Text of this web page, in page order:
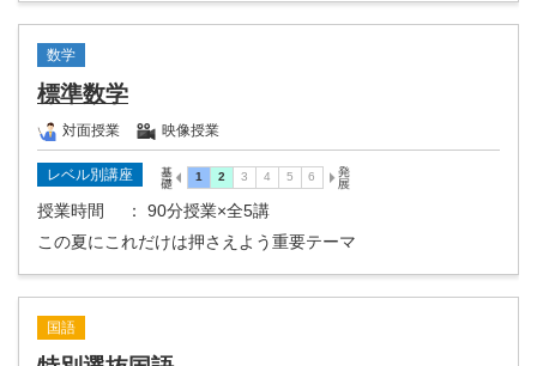
数学
標準数学
対面授業 映像授業
レベル別講座
授業時間
： 90分授業×全5講
この夏にこれだけは押さえよう重要テーマ
国語